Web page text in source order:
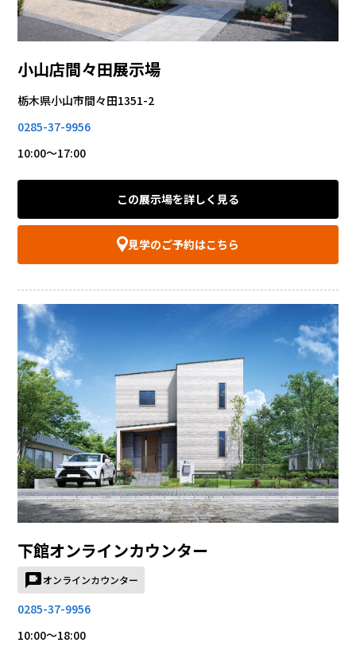
小山店間々田展示場
栃木県小山市間々田1351-2
0285-37-9956
10:00～17:00
この展示場を詳しく見る
見学のご予約はこちら
下館オンラインカウンター
オンラインカウンター
0285-37-9956
10:00～18:00